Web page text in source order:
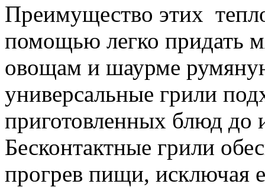
Преимущество этих
помощью легко придать
овощам и шаурме
универсальные грили
приготовленных блюд до
Бесконтактные грили
прогрев пищи, исключая